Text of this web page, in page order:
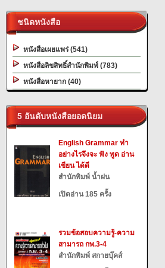
ชนิดหนังสือ
หนังสือเผยแพร่ (541)
หนังสือลิขสิทธิ์สำนักพิมพ์ (783)
หนังสือหายาก (40)
5 อันดับหนังสือยอดนิยม
English Grammar ทำ
อย่างไรจึงจะ ฟัง พูด อ่าน
เขียน ได้ดี
สำนักพิมพ์ น้ำฝน
เปิดอ่าน 185 ครั้ง
รวมข้อสอบความรู้-ความ
สามารถ กพ.3-4
สำนักพิมพ์ สกายบุ๊คส์